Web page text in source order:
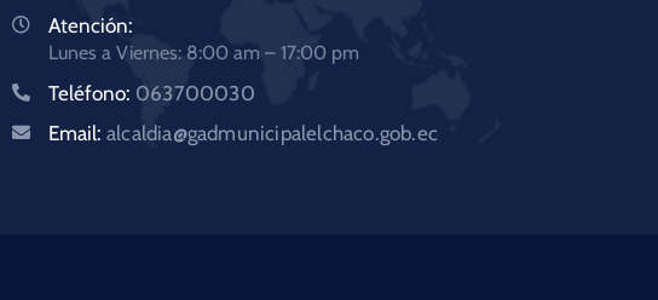
Atención:
Lunes a Viernes: 8:00 am – 17:00 pm
Teléfono: 063700030
Email: alcaldia@gadmunicipalelchaco.gob.ec